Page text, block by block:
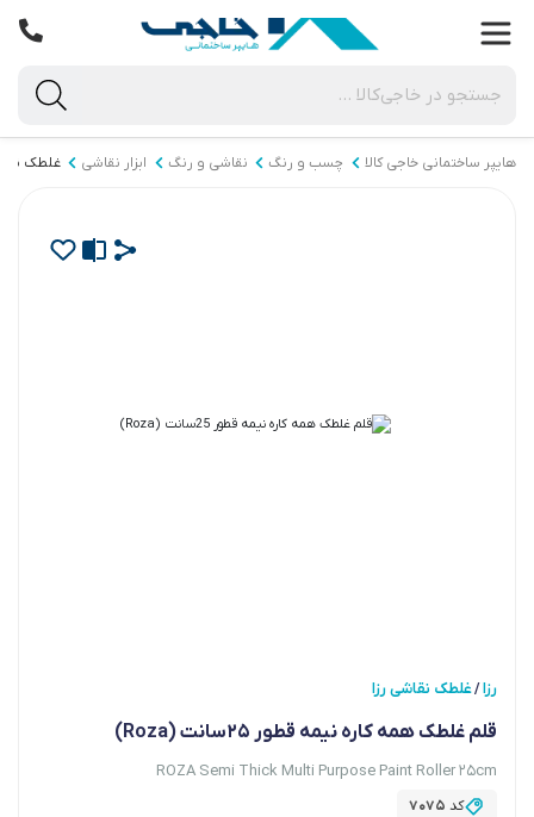
هایپر ساختمانی خاجی‌ کالا چسب و رنگ نقاشی و رنگ ابزار نقاشی غلطک
رزا/غلطک نقاشی رزا
قلم غلطک همه کاره نیمه قطور 25سانت (Roza)
ROZA Semi Thick Multi Purpose Paint Roller 25cm
کد 7075